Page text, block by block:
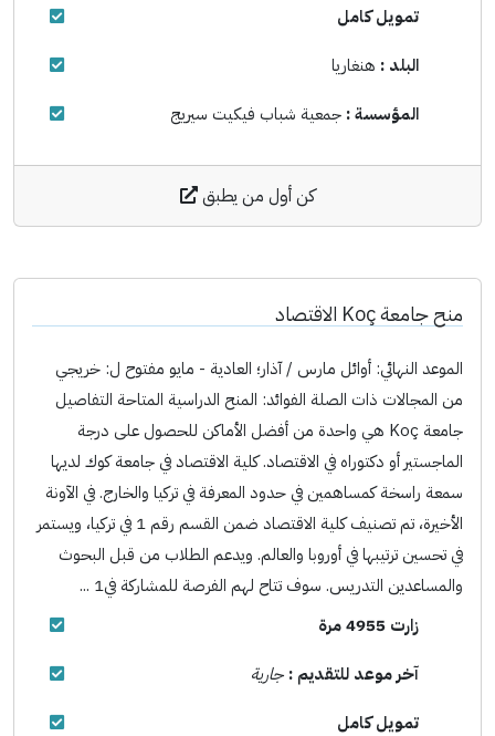
تمويل كامل
البلد : هنغاريا
المؤسسة : جمعية شباب فيكيت سيريج
كن أول من يطبق
منح جامعة Koç الاقتصاد
الموعد النهائي: أوائل مارس / آذار؛ العادية - مايو مفتوح ل: خريجي
من المجالات ذات الصلة الفوائد: المنح الدراسية المتاحة التفاصيل
جامعة Koç هي واحدة من أفضل الأماكن للحصول على درجة
الماجستير أو دكتوراه في الاقتصاد. كلية الاقتصاد في جامعة كوك لديها
سمعة راسخة كمساهمين في حدود المعرفة في تركيا والخارج. في الآونة
الأخيرة، تم تصنيف كلية الاقتصاد ضمن القسم رقم 1 في تركيا، ويستمر
في تحسين ترتيبها في أوروبا والعالم. ويدعم الطلاب من قبل البحوث
والمساعدين التدريس. سوف تتاح لهم الفرصة للمشاركة في1 ...
زارت 4955 مرة
آخر موعد للتقديم : جارية
تمويل كامل